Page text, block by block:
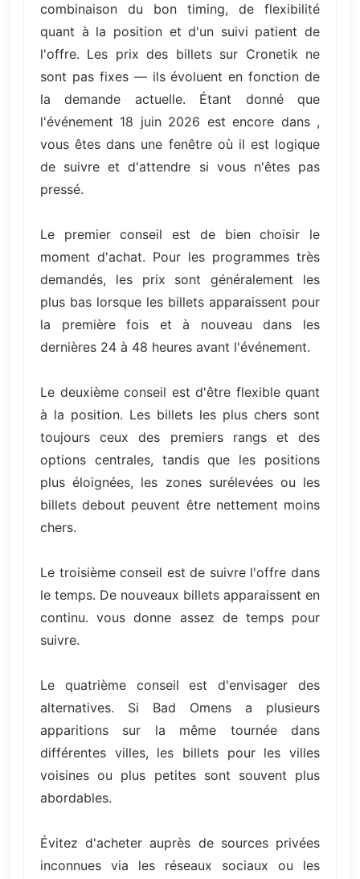
combinaison du bon timing, de flexibilité
quant à la position et d'un suivi patient de
l'offre. Les prix des billets sur Cronetik ne
sont pas fixes — ils évoluent en fonction de
la demande actuelle. Étant donné que
l'événement 18 juin 2026 est encore dans ,
vous êtes dans une fenêtre où il est logique
de suivre et d'attendre si vous n'êtes pas
pressé.
Le premier conseil est de bien choisir le
moment d'achat. Pour les programmes très
demandés, les prix sont généralement les
plus bas lorsque les billets apparaissent pour
la première fois et à nouveau dans les
dernières 24 à 48 heures avant l'événement.
Le deuxième conseil est d'être flexible quant
à la position. Les billets les plus chers sont
toujours ceux des premiers rangs et des
options centrales, tandis que les positions
plus éloignées, les zones surélevées ou les
billets debout peuvent être nettement moins
chers.
Le troisième conseil est de suivre l'offre dans
le temps. De nouveaux billets apparaissent en
continu. vous donne assez de temps pour
suivre.
Le quatrième conseil est d'envisager des
alternatives. Si Bad Omens a plusieurs
apparitions sur la même tournée dans
différentes villes, les billets pour les villes
voisines ou plus petites sont souvent plus
abordables.
Évitez d'acheter auprès de sources privées
inconnues via les réseaux sociaux ou les